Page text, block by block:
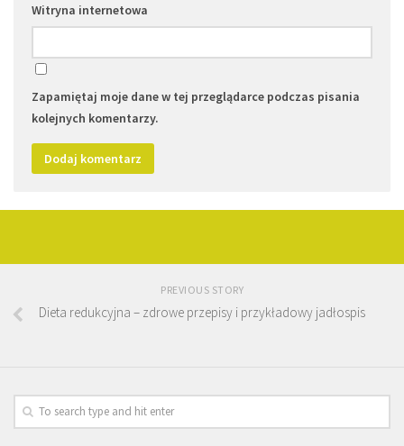
Witryna internetowa
Zapamiętaj moje dane w tej przeglądarce podczas pisania
kolejnych komentarzy.
PREVIOUS STORY
Dieta redukcyjna – zdrowe przepisy i przykładowy jadłospis